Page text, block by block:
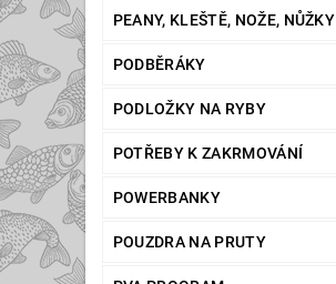
PEANY, KLEŠTĚ, NOŽE, NŮŽKY
PODBĚRÁKY
PODLOŽKY NA RYBY
POTŘEBY K ZAKRMOVÁNÍ
POWERBANKY
POUZDRA NA PRUTY